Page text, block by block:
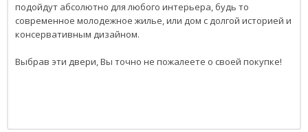
подойдут абсолютно для любого интерьера, будь то
современное молодежное жилье, или дом с долгой историей и
консервативным дизайном.
Выбрав эти двери, Вы точно не пожалеете о своей покупке!